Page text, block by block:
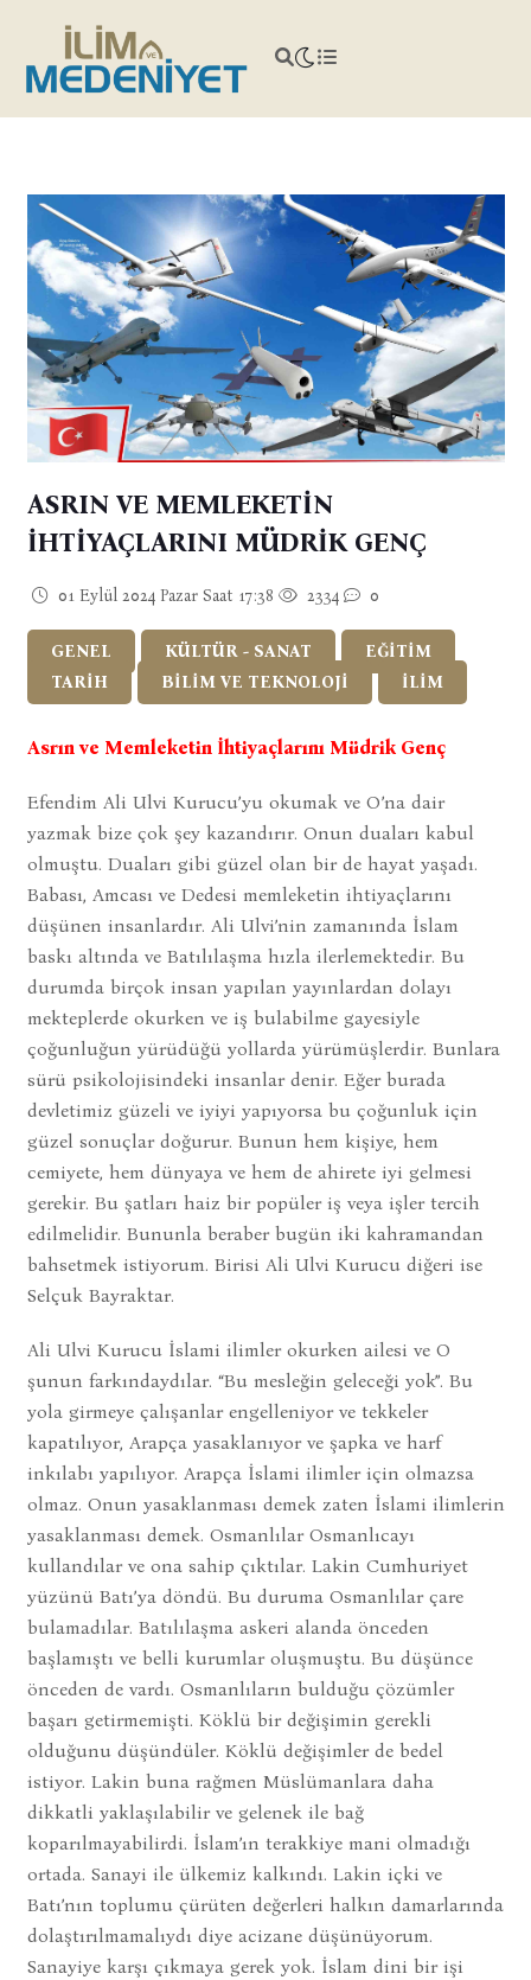
ASRIN VE MEMLEKETİN
İHTİYAÇLARINI MÜDRİK GENÇ
01 Eylül 2024 Pazar Saat 17:38 2334 0
GENEL KÜLTÜR - SANAT
EĞİTİM
TARİH
BİLİM VE TEKNOLOJİ İLİM
Asrın ve Memleketin İhtiyaçlarını Müdrik Genç
Efendim Ali Ulvi Kurucu’yu okumak ve O’na dair
yazmak bize çok şey kazandırır. Onun duaları kabul
olmuştu. Duaları gibi güzel olan bir de hayat yaşadı.
Babası, Amcası ve Dedesi memleketin ihtiyaçlarını
düşünen insanlardır. Ali Ulvi’nin zamanında İslam
baskı altında ve Batılılaşma hızla ilerlemektedir. Bu
durumda birçok insan yapılan yayınlardan dolayı
mekteplerde okurken ve iş bulabilme gayesiyle
çoğunluğun yürüdüğü yollarda yürümüşlerdir. Bunlara
sürü psikolojisindeki insanlar denir. Eğer burada
devletimiz güzeli ve iyiyi yapıyorsa bu çoğunluk için
güzel sonuçlar doğurur. Bunun hem kişiye, hem
cemiyete, hem dünyaya ve hem de ahirete iyi gelmesi
gerekir. Bu şatları haiz bir popüler iş veya işler tercih
edilmelidir. Bununla beraber bugün iki kahramandan
bahsetmek istiyorum. Birisi Ali Ulvi Kurucu diğeri ise
Selçuk Bayraktar.
Ali Ulvi Kurucu İslami ilimler okurken ailesi ve O
şunun farkındaydılar. “Bu mesleğin geleceği yok”. Bu
yola girmeye çalışanlar engelleniyor ve tekkeler
kapatılıyor, Arapça yasaklanıyor ve şapka ve harf
inkılabı yapılıyor. Arapça İslami ilimler için olmazsa
olmaz. Onun yasaklanması demek zaten İslami ilimlerin
yasaklanması demek. Osmanlılar Osmanlıcayı
kullandılar ve ona sahip çıktılar. Lakin Cumhuriyet
yüzünü Batı’ya döndü. Bu duruma Osmanlılar çare
bulamadılar. Batılılaşma askeri alanda önceden
başlamıştı ve belli kurumlar oluşmuştu. Bu düşünce
önceden de vardı. Osmanlıların bulduğu çözümler
başarı getirmemişti. Köklü bir değişimin gerekli
olduğunu düşündüler. Köklü değişimler de bedel
istiyor. Lakin buna rağmen Müslümanlara daha
dikkatli yaklaşılabilir ve gelenek ile bağ
koparılmayabilirdi. İslam’ın terakkiye mani olmadığı
ortada. Sanayi ile ülkemiz kalkındı. Lakin içki ve
Batı’nın toplumu çürüten değerleri halkın damarlarında
dolaştırılmamalıydı diye acizane düşünüyorum.
Sanayiye karşı çıkmaya gerek yok. İslam dini bir işi